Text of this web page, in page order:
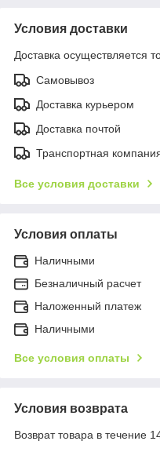
Условия доставки
Доставка осуществляется
Самовывоз
Доставка курьером
Доставка почтой
Транспортная
Все условия доставки
Условия оплаты
Наличными
Безналичный расчет
Наложенный платеж
Наличными
Все условия оплаты
Условия возврата
Возврат товара в течение